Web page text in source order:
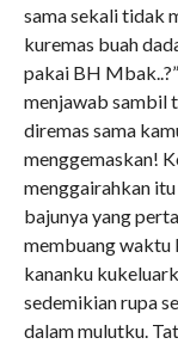
sama sekali tidak
kuremas buah
pakai BH
menjawab sambil
diremas sama
menggemaskan!
menggairahkan
bajunya yang
membuang waktu
kananku
sedemikian rupa
dalam mulutku.